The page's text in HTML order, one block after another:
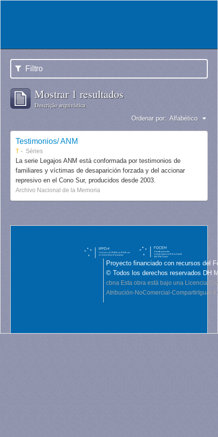
Filtro
Mostrar 1 resultados
Descrição arquivística
Ordenar por: Alfabético
Testimonios/ ANM
T Séries
La serie Legajos ANM está conformada por testimonios de
familiares y víctimas de desaparición forzada y del accionar
represivo en el Cono Sur, producidos desde 2003.
Archivo Nacional de la Memoria
Proyecto financiado con recursos del
© Todos los derechos reservados DH
cbna Esta obra está bajo una Licencia
Atribución-NoComercial-CompartirIgual